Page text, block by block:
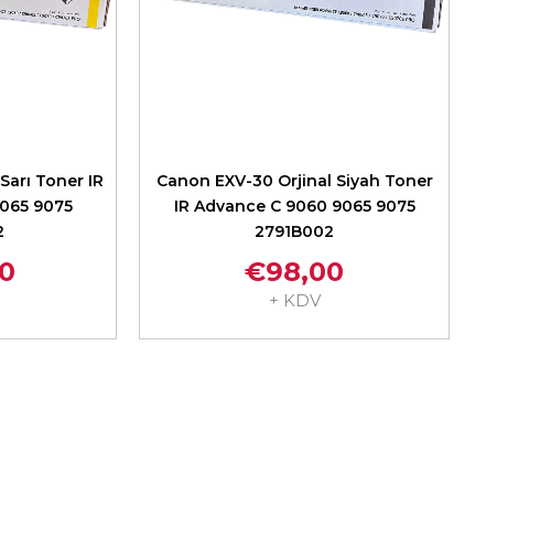
Toner IR
9075
Canon EXV-30 Orjinal Siyah Toner
IR Advance C 9060 9065 9075
2791B002
€98,00
+ KDV